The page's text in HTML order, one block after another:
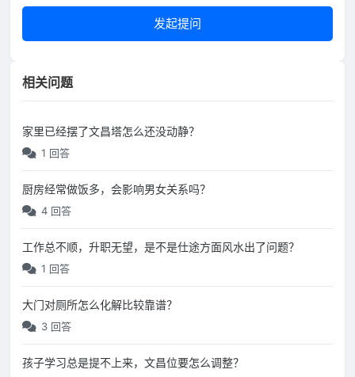
发起提问
相关问题
家里已经摆了文昌塔怎么还没动静？
1 回答
厨房经常做饭多，会影响男女关系吗？
4 回答
工作总不顺，升职无望，是不是仕途方面风水出了问题？
1 回答
大门对厕所怎么化解比较靠谱？
3 回答
孩子学习总是提不上来，文昌位要怎么调整？